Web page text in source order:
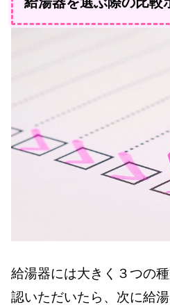
給湯器には大きく３つの
認いただいたら、次に給